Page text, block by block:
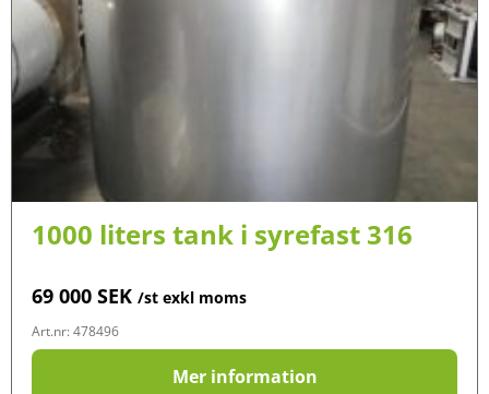
1000 liters tank i syrefast 316
69 000 SEK /st exkl moms
Art.nr: 478496
Mer information